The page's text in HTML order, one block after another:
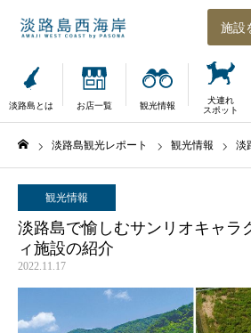
施設
淡路島とは お店一覧 観光情報
犬連れ
スポット
淡路島観光レポート 観光情報 淡路
観光情報
淡路島で愉しむサンリオキャラ
ィ施設の紹介
2022.11.17